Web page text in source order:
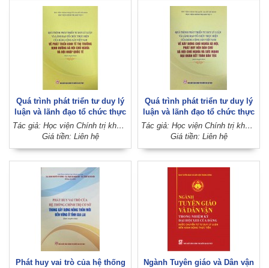
Quá trình phát triển tư duy lý
luận và lãnh đạo tổ chức thực
hiện của Đảng Cộng sản Việt
Nam về phát triển kinh tế thị
(Sách chuyên khảo)
Tác giả: Học viện Chính trị khu vực I (Học viện Chính trị quốc gia Hồ Chí Minh)
Giá tiền: Liên hệ
Quá trình phát triển tư duy lý
luận và lãnh đạo tổ chức thực
hiện của Đảng Cộng sản Việt
Nam về xây dựng chủ nghĩa xã
đại đoàn kết toàn dân tộc
(Sách chuyên khảo)
Tác giả: Học viện Chính trị khu vực I (Học viện Chính trị quốc gia Hồ Chí Minh)
Giá tiền: Liên hệ
Phát huy vai trò của hệ thống
Ngành Tuyên giáo và Dân vận